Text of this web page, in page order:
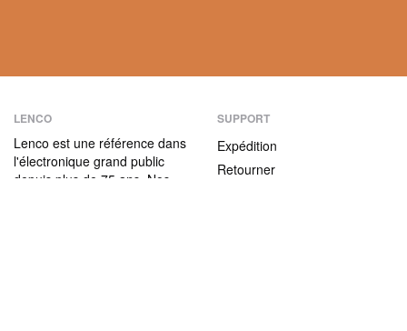
LENCO
Lenco est une référence dans
l'électronique grand public
depuis plus de 75 ans. Nos
SUPPORT
Expédition
Retourner